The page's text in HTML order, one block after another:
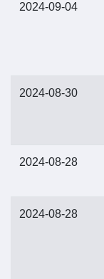
2024-09-04
2024-08-30
2024-08-28
2024-08-28